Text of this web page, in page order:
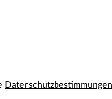
Datenschutzbestimmungen